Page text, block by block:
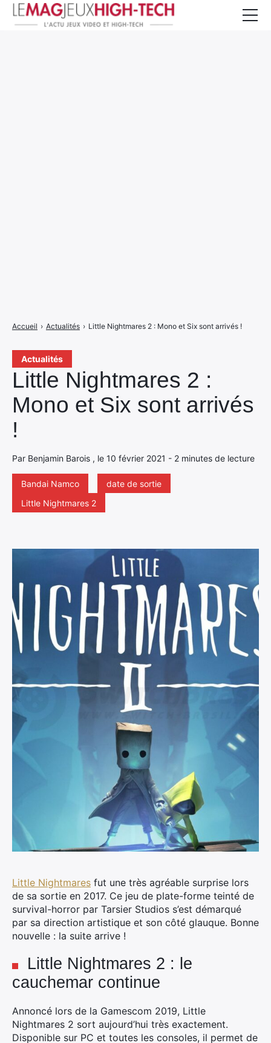
Actualités
Little Nightmares 2 :
Mono et Six sont arrivés
!
Par Benjamin Barois , le 10 février 2021 - 2 minutes de lecture
Bandai Namco
date de sortie
Little Nightmares 2
Accueil › Actualités › Little Nightmares 2 : Mono et Six sont arrivés !
Little Nightmares fut une très agréable surprise lors
de sa sortie en 2017. Ce jeu de plate-forme teinté de
survival-horror par Tarsier Studios s’est démarqué
par sa direction artistique et son côté glauque. Bonne
nouvelle : la suite arrive !
Little Nightmares 2 : le
cauchemar continue
Annoncé lors de la Gamescom 2019, Little
Nightmares 2 sort aujourd’hui très exactement.
Disponible sur PC et toutes les consoles, il permet de